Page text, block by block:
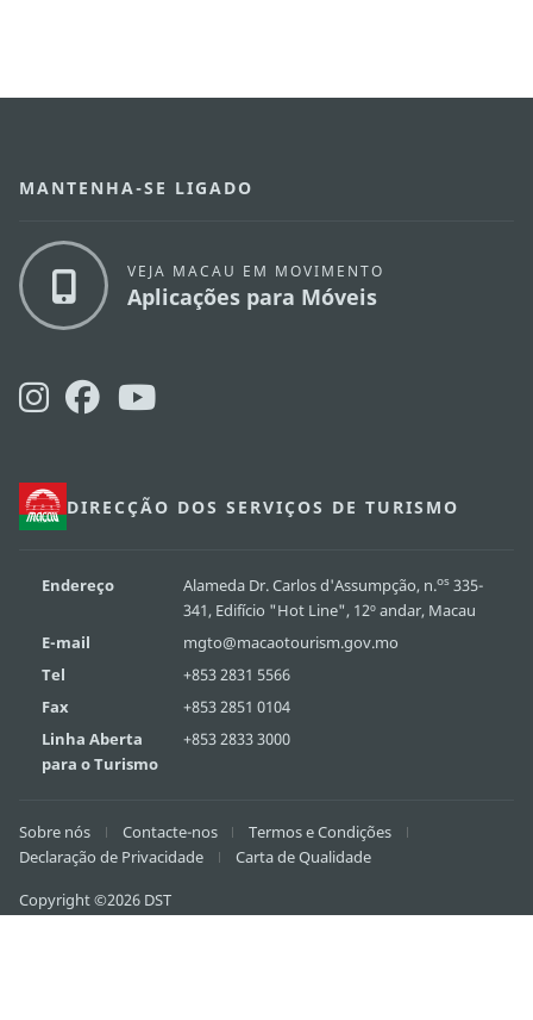
DIRECÇÃO DOS SERVIÇOS DE TURISMO
Endereço Alameda Dr. Carlos d'Assumpção, n.os335-
341, Edifício "Hot Line", 12º andar, Macau
E-mail
mgto@macaotourism.gov.mo
Tel
+853 2831 5566
Fax
+853 2851 0104
Linha Aberta
para o Turismo
+853 2833 3000
MANTENHA-SE LIGADO
VEJA MACAU EM MOVIMENTO
Aplicações para Móveis
Sobre nós Contacte-nos
Termos e Condições
Declaração de Privacidade
Carta de Qualidade
Copyright ©2026 DST